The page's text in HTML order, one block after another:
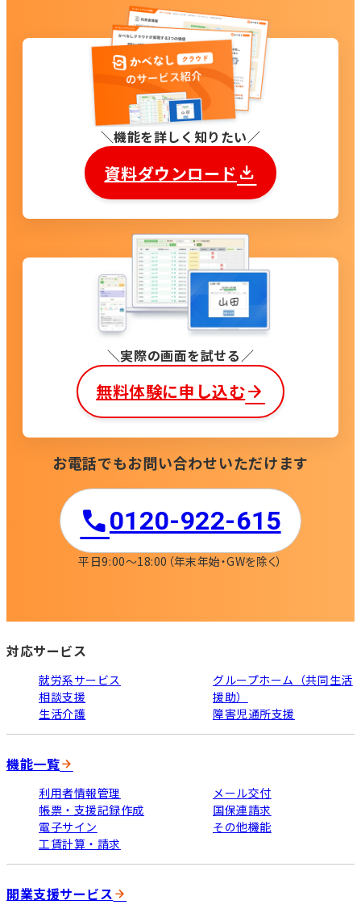
実際の画面を試せる
無料体験に申し込む
機能を詳しく知りたい
資料ダウンロード
お電話でもお問い合わせいただけます
0120-922-615​
平日9:00〜18:00 （年末年始・GWを除く）
対応サービス
就労系サービス
相談支援
生活介護
グループホーム（共同生活
援助）
障害児通所支援
機能一覧
利用者情報管理
帳票・支援記録作成
電子サイン
工賃計算・請求
メール交付
国保連請求
その他機能
開業支援サービス